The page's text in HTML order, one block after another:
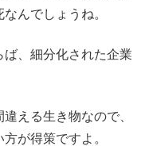
んでしょうね。
ば、細分化された企業
える生き物なので、
が得策ですよ。